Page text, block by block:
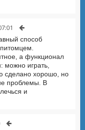
способ
а функционал
можно играть,
сделано хорошо, но
проблемы. В
и